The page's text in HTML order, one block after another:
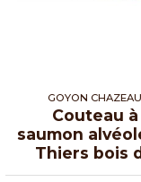
GOYON CHAZEAU
Couteau à
saumon
Thiers bois
cade 30